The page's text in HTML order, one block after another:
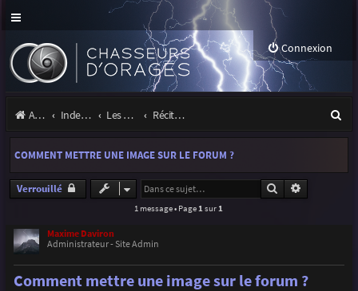
Connexion
Accueil Index du forum Les orages Récits et photos d'orages
e
COMMENT METTRE UNE IMAGE SUR LE FORUM ?
Verrouillé Rechercher
1 message • Page 1 sur 1
Maxime Daviron
Administrateur - Site Admin
Comment mettre une image sur le forum ?